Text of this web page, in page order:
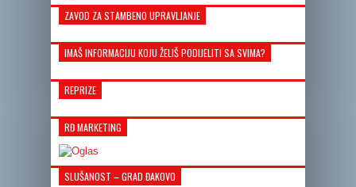
ZAVOD ZA STAMBENO UPRAVLJANJE
IMAŠ INFORMACIJU KOJU ŽELIŠ PODIJELITI SA SVIMA?
REPRIZE
RĐ MARKETING
SLUŠANOST – GRAD ĐAKOVO